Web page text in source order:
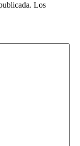
Los